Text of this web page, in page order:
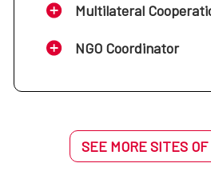
Multilateral
NGO Coordinator
SEE MORE SITES